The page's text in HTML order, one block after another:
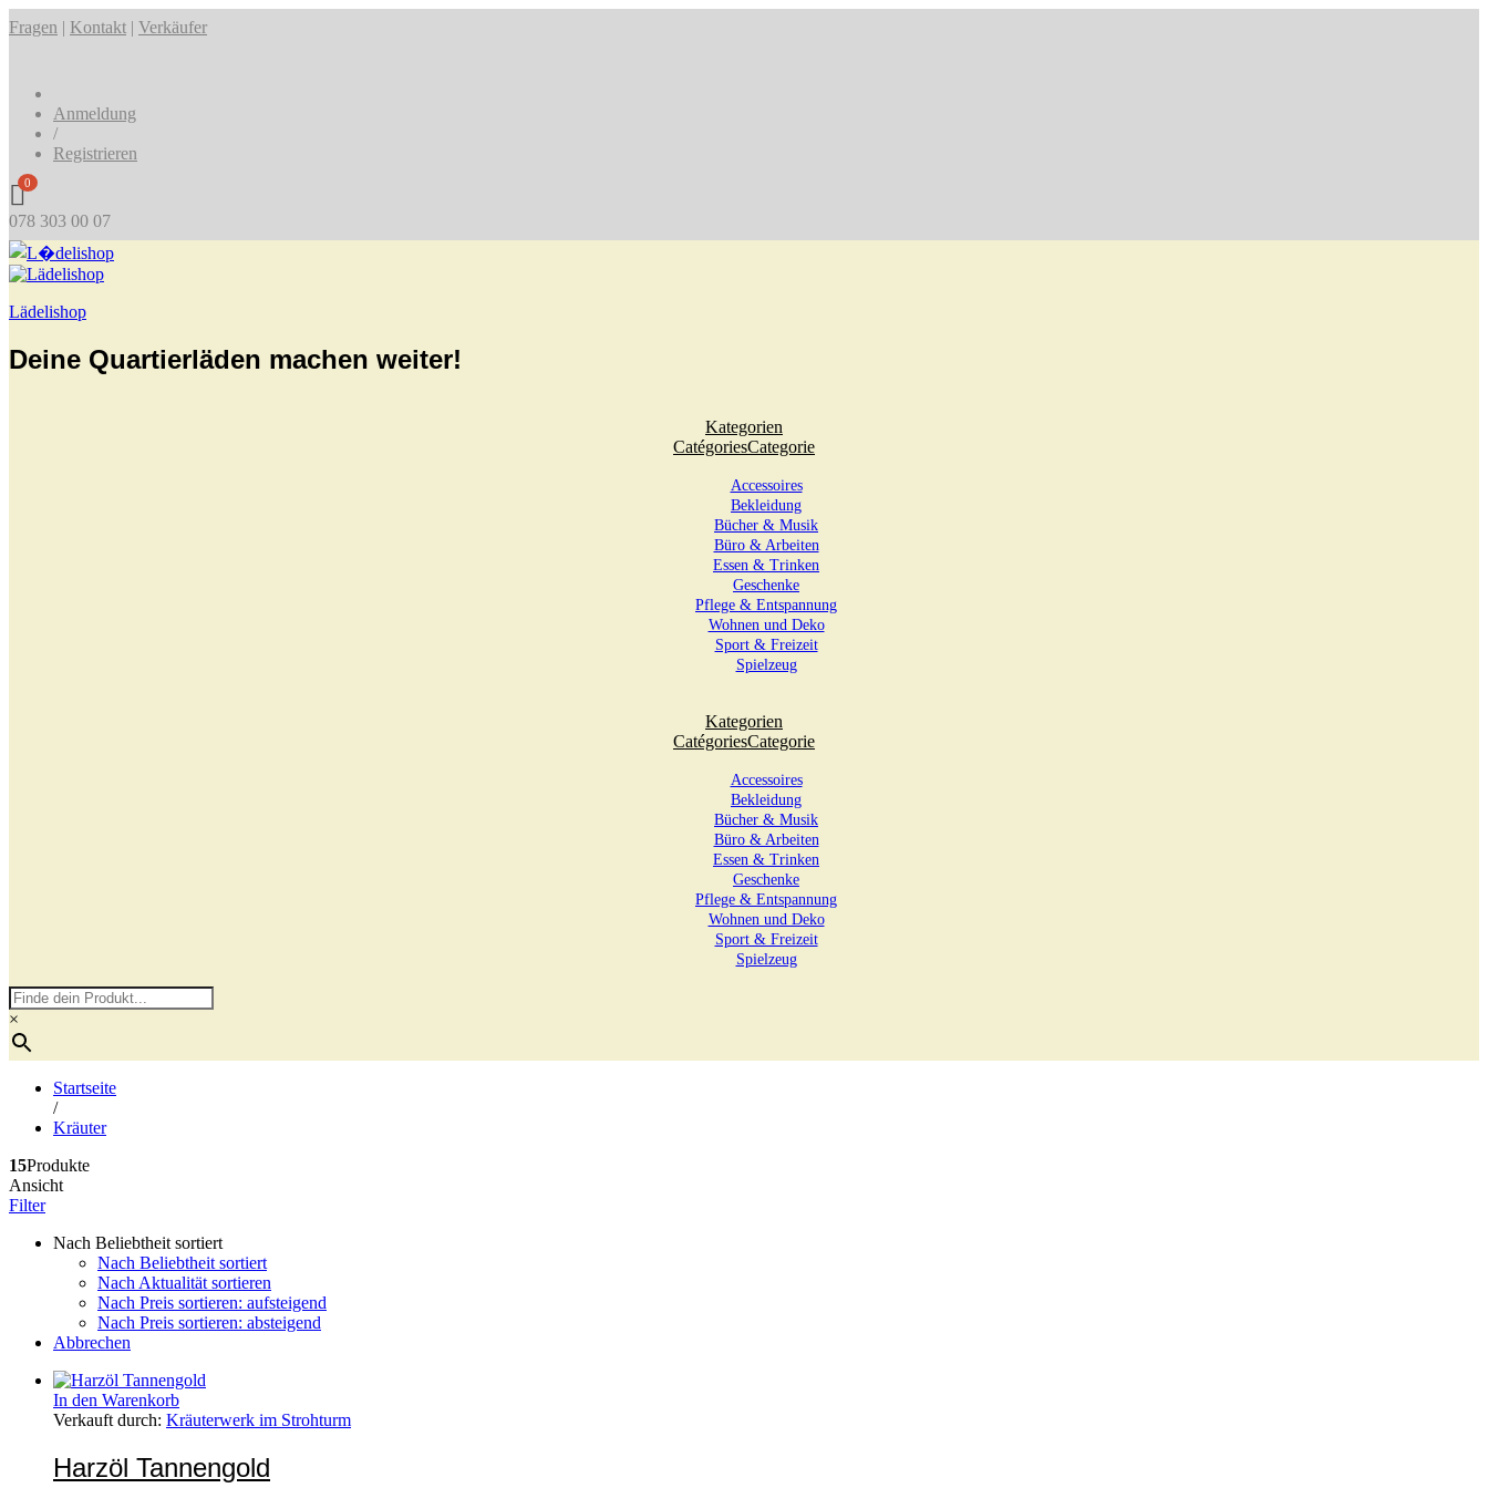
Fragen | Kontakt | Verkäufer
Anmeldung
/
Registrieren
0
078 303 00 07
Lädelishop
Deine Quartierläden machen weiter!
Kategorien
CatégoriesCategorie
Accessoires
Bekleidung
Bücher & Musik
Büro & Arbeiten
Essen & Trinken
Geschenke
Pflege & Entspannung
Wohnen und Deko
Sport & Freizeit
Spielzeug
Kategorien
CatégoriesCategorie
Accessoires
Bekleidung
Bücher & Musik
Büro & Arbeiten
Essen & Trinken
Geschenke
Pflege & Entspannung
Wohnen und Deko
Sport & Freizeit
Spielzeug
×
Startseite
/
Kräuter
15Produkte
Ansicht
Filter
Nach Beliebtheit sortiert
Nach Beliebtheit sortiert
Nach Aktualität sortieren
Nach Preis sortieren: aufsteigend
Nach Preis sortieren: absteigend
Abbrechen
In den Warenkorb
Verkauft durch: Kräuterwerk im Strohturm
Harzöl Tannengold